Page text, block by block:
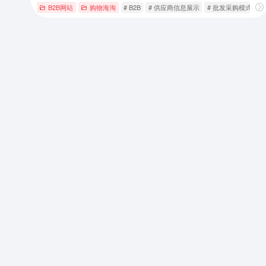
B2B网站 购物海淘 # B2B # 供应商信息展示 # 批发采购模式